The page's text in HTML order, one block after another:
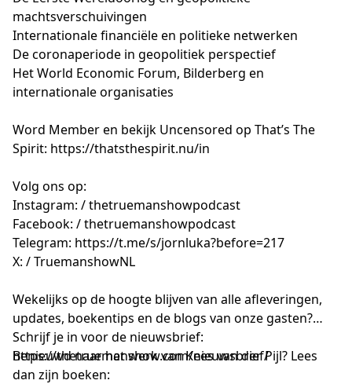
machtsverschuivingen
Internationale financiële en politieke netwerken
De coronaperiode in geopolitiek perspectief
Het World Economic Forum, Bilderberg en
internationale organisaties
Word Member en bekijk Uncensored op That’s The
Spirit: https://thatsthespirit.nu/in
Volg ons op:
Instagram: / thetruemanshowpodcast
Facebook: / thetruemanshowpodcast
Telegram: https://t.me/s/jornluka?before=217
X: / TruemanshowNL
Wekelijks op de hoogte blijven van alle afleveringen,
updates, boekentips en de blogs van onze gasten?
Schrijf je in voor de nieuwsbrief:
https://thetruemanshow.com/nieuwsbrief/
Benieuwd naar het werk van Kees van der Pijl? Lees
dan zijn boeken: